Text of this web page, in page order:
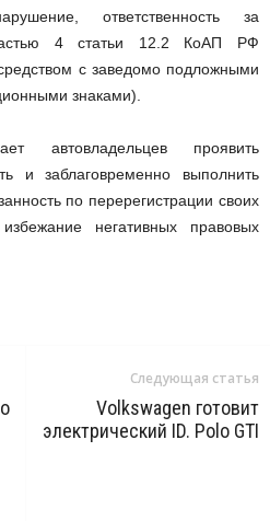
ответственность за
4 статьи 12.2 КоАП РФ
с заведомо подложными
знаками).
автовладельцев проявить
и заблаговременно выполнить
по перерегистрации своих
негативных правовых
Следующая статья
Volkswagen готовит
электрический ID. Polo GTI